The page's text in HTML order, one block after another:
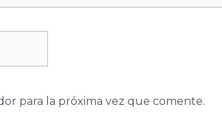
para la próxima vez que comente.